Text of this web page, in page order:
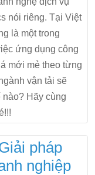
nói riêng. Tại Việt
là một trong
ứng dụng công
mới mẻ theo từng
vận tải sẽ
Hãy cùng
pháp
nghiệp